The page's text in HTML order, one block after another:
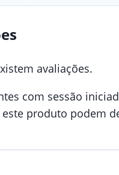
avaliações.
com sessão
produto podem